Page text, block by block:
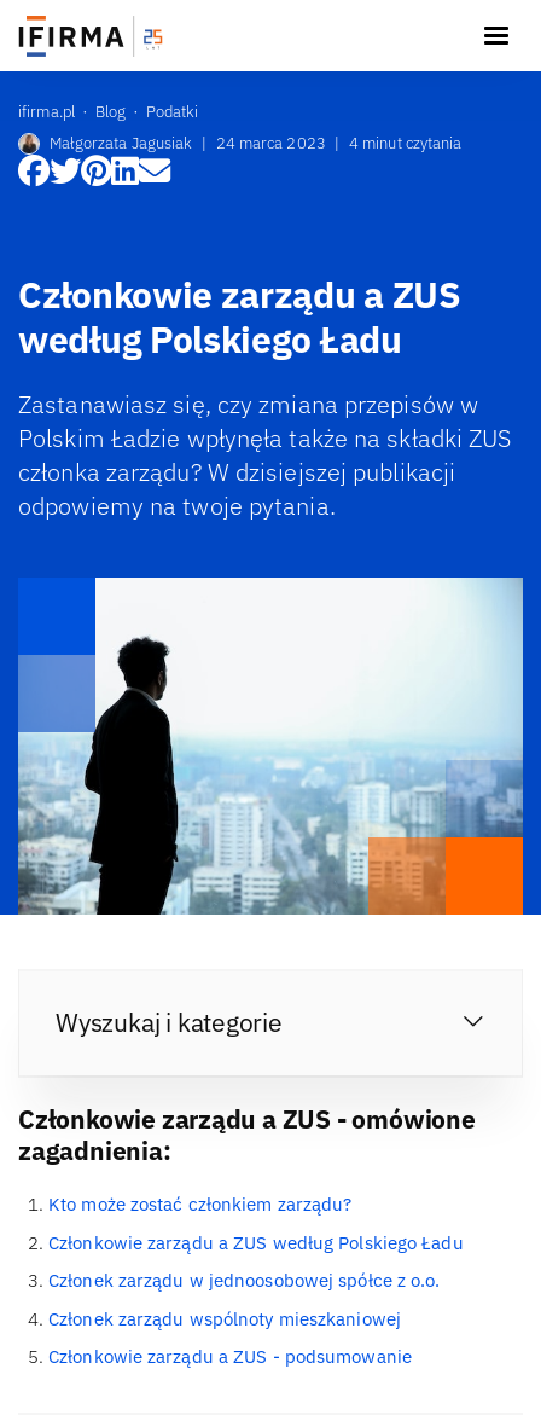
ifirma.pl Blog
Podatki
Małgorzata Jagusiak | 24 marca 2023 | 4 minut czytania
Członkowie zarządu a ZUS
według Polskiego Ładu
Zastanawiasz się, czy zmiana przepisów w
Polskim Ładzie wpłynęła także na składki ZUS
członka zarządu? W dzisiejszej publikacji
odpowiemy na twoje pytania.
Wyszukaj i kategorie
Członkowie zarządu a ZUS - omówione
zagadnienia:
Kto może zostać członkiem zarządu?
Członkowie zarządu a ZUS według Polskiego Ładu
Członek zarządu w jednoosobowej spółce z o.o.
Członek zarządu wspólnoty mieszkaniowej
Członkowie zarządu a ZUS - podsumowanie